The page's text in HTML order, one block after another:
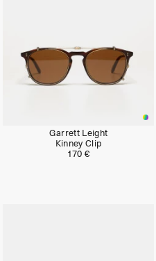
Garrett Leight
Kinney Clip
170 €